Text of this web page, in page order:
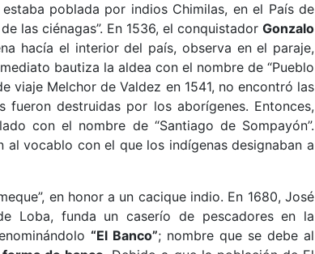
poblada por indios Chimilas, en el País de
las ciénagas”. En 1536, el conquistador Gonzalo
hacía el interior del país, observa en el paraje,
bautiza la aldea con el nombre de “Pueblo
viaje Melchor de Valdez en 1541, no encontró las
destruidas por los aborígenes. Entonces,
con el nombre de “Santiago de Sompayón”.
vocablo con el que los indígenas designaban a
en honor a un cacique indio. En 1680, José
Loba, funda un caserío de pescadores en la
“El Banco”; nombre que se debe al